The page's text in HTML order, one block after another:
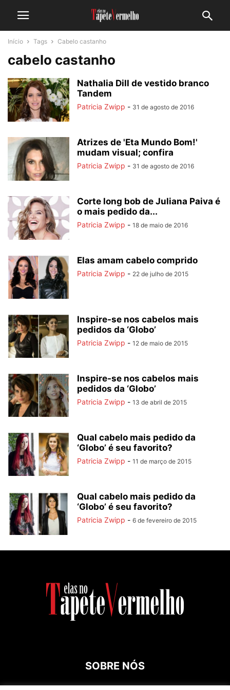
Início Tags Cabelo castanho
cabelo castanho
Nathalia Dill de vestido branco
Tandem
Patricia Zwipp - 31 de agosto de 2016
Atrizes de 'Eta Mundo Bom!'
mudam visual; confira
Patricia Zwipp - 31 de agosto de 2016
Corte long bob de Juliana Paiva é
o mais pedido da...
Patricia Zwipp - 18 de maio de 2016
Elas amam cabelo comprido
Patricia Zwipp - 22 de julho de 2015
Inspire-se nos cabelos mais
pedidos da ‘Globo’
Patricia Zwipp - 12 de maio de 2015
Inspire-se nos cabelos mais
pedidos da ‘Globo’
Patricia Zwipp - 13 de abril de 2015
Qual cabelo mais pedido da
‘Globo’ é seu favorito?
Patricia Zwipp - 11 de março de 2015
Qual cabelo mais pedido da
‘Globo’ é seu favorito?
Patricia Zwipp - 6 de fevereiro de 2015
SOBRE NÓS